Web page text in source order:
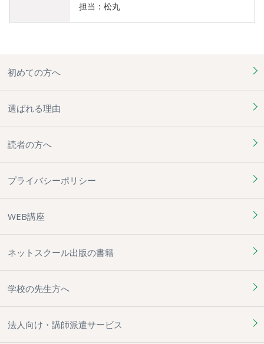
担当：松丸
初めての方へ
選ばれる理由
読者の方へ
プライバシーポリシー
WEB講座
ネットスクール出版の書籍
学校の先生方へ
法人向け・講師派遣サービス